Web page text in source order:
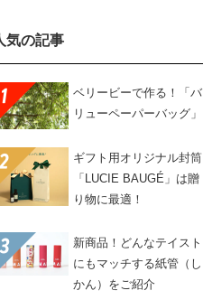
気の記事
ベリービーで作る！「バ
リューペーパーバッグ」
ギフト用オリジナル封筒
「LUCIE BAUGÉ」は贈
り物に最適！
新商品！どんなテイスト
にもマッチする紙管（し
かん）をご紹介